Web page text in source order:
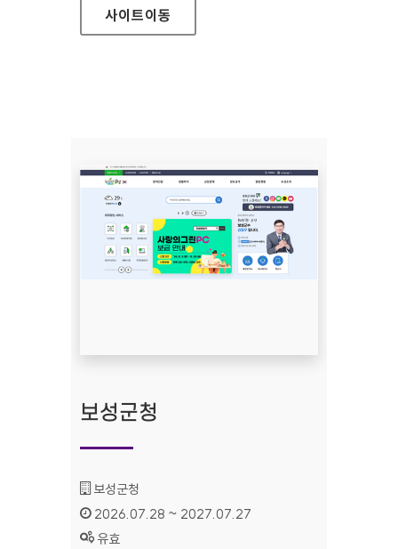
사이트이동
보성군청
기관명 :
보성군청
인증기간 :
2026.07.28 ~ 2027.07.27
상태 :
유효